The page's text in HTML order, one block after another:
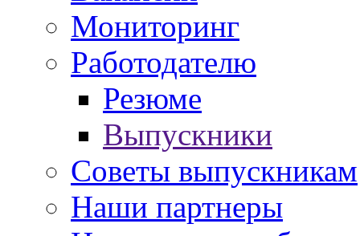
Мониторинг
Работодателю
Резюме
Выпускники
Советы выпускникам
Наши партнеры